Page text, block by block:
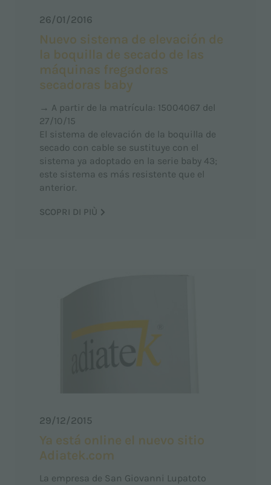
26/01/2016
Nuevo sistema de elevación de
la boquilla de secado de las
máquinas fregadoras
secadoras baby
→ A partir de la matrícula: 15004067 del
27/10/15
El sistema de elevación de la boquilla de
secado con cable se sustituye con el
sistema ya adoptado en la serie baby 43;
este sistema es más resistente que el
anterior.
SCOPRI DI PIÙ
29/12/2015
Ya está online el nuevo sitio
Adiatek.com
La empresa de San Giovanni Lupatoto